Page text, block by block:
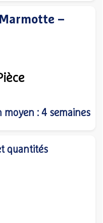
–
moyen : 4 semaines
quantités